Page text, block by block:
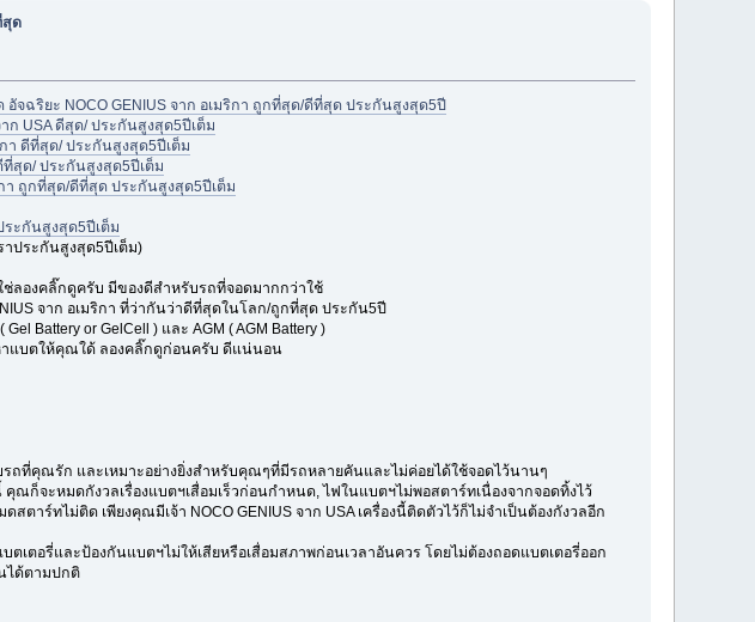
สุด
จฉริยะ NOCO GENIUS จาก อเมริกา ถูกที่สุด/ดีที่สุด ประกันสูงสุด5ปี
ก USA ดีสุด/ ประกันสูงสุด5ปีเต็ม
า ดีที่สุด/ ประกันสูงสุด5ปีเต็ม
ที่สุด/ ประกันสูงสุด5ปีเต็ม
า ถูกที่สุด/ดีที่สุด ประกันสูงสุด5ปีเต็ม
ระกันสูงสุด5ปีเต็ม
าประกันสูงสุด5ปีเต็ม)
ลองคลิ๊กดูครับ มีของดีสำหรับรถที่จอดมากกว่าใช้
จาก อเมริกา ที่ว่ากันว่าดีที่สุดในโลก/ถูกที่สุด ประกัน5ปี
Battery or GelCell ) และ AGM ( AGM Battery )
แบตให้คุณใด้ ลองคลิ๊กดูก่อนครับ ดีแน่นอน
บรถที่คุณรัก และเหมาะอย่างยิ่งสำหรับคุณๆที่มีรถหลายคันและไม่ค่อยได้ใช้จอดไว้นานๆ
ณก็จะหมดกังวลเรื่องแบตฯเสื่อมเร็วก่อนกำหนด, ไฟในแบตฯไม่พอสตาร์ทเนื่องจากจอดทิ้งไว้
ตาร์ทไม่ติด เพียงคุณมีเจ้า NOCO GENIUS จาก USA เครื่องนี้ติดตัวไว้ก็ไม่จำเป็นต้องกังวลอีก
ตเตอรี่และป้องกันแบตฯไม่ให้เสียหรือเสื่อมสภาพก่อนเวลาอันควร โดยไม่ต้องถอดแบตเตอรี่ออก
ได้ตามปกติ